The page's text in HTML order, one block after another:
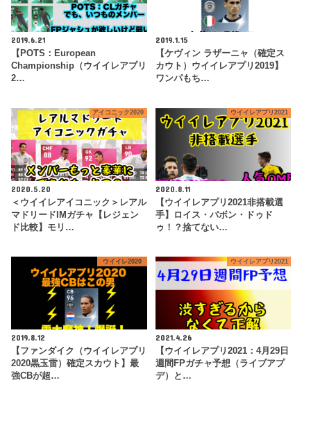
2019.6.21
【POTS：European
Championship（ウイイレアプリ
2…
2019.1.15
【ケヴィン ラザーニャ（確定ス
カウト）ウイイレアプリ2019】
ワンパもち…
アイコニック2020
2020.5.20
＜ウイイレアイコニック＞レアル
マドリードIMガチャ【レジェン
ド比較】モリ…
ウイイレアプリ2021
2020.8.11
【ウイイレアプリ2021非搭載選
手】ロイス・パボン・ドゥド
ゥ！？捨てない…
ウイイレ2020
2019.8.12
【ファンダイク（ウイイレアプリ
2020黒玉雷）確定スカウト】最
強CBが超…
ウイイレアプリ2021
2021.4.26
【ウイイレアプリ2021：4月29日
週間FPガチャ予想（ライブアプ
デ）と…